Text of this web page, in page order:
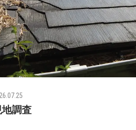
地調査